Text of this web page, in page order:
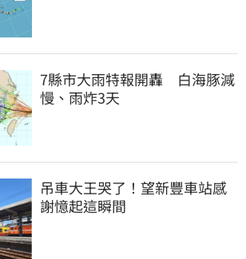
7縣市大雨特報開轟　白海豚減
慢、雨炸3天
吊車大王哭了！望新豐車站感
謝憶起這瞬間